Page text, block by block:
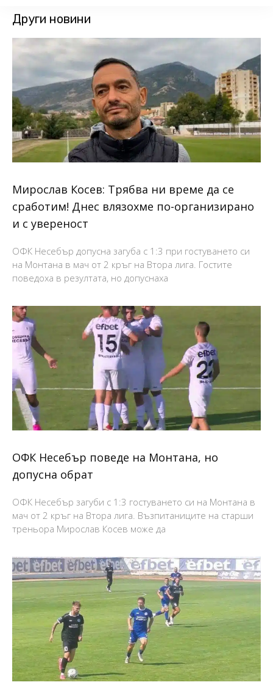
Други новини
Мирослав Косев: Трябва ни време да се
сработим! Днес влязохме по-организирано
и с увереност
ОФК Несебър допусна загуба с 1:3 при гостуването си
на Монтана в мач от 2 кръг на Втора лига. Гостите
поведоха в резултата, но допуснаха
ОФК Несебър поведе на Монтана, но
допусна обрат
ОФК Несебър загуби с 1:3 гостуването си на Монтана в
мач от 2 кръг на Втора лига. Възпитаниците на старши
треньора Мирослав Косев може да